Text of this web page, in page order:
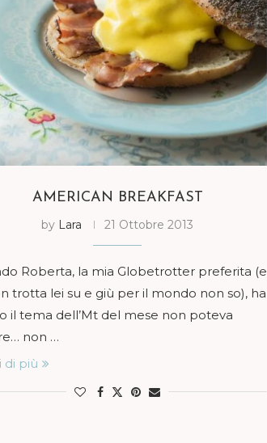
AMERICAN BREAKFAST
by Lara 21 Ottobre 2013
Roberta, la mia Globetrotter preferita (e
trotta lei su e giù per il mondo non so), ha
il tema dell’Mt del mese non poteva
non …
di più